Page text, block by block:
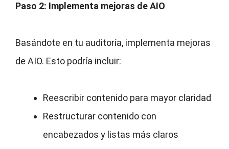
Paso 2: Implementa mejoras de AIO
Basándote en tu auditoría, implementa mejoras
de AIO. Esto podría incluir:
Reescribir contenido para mayor claridad
Restructurar contenido con
encabezados y listas más claros